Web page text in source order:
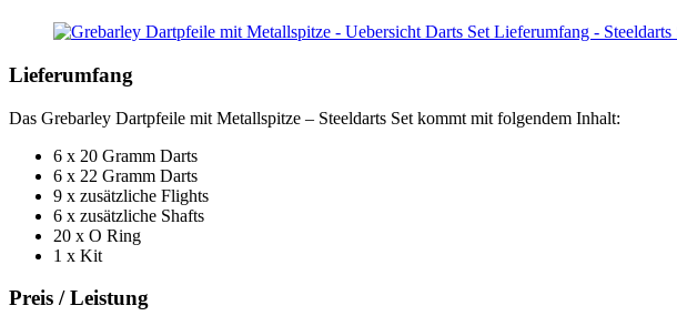
Lieferumfang
Das Grebarley Dartpfeile mit Metallspitze – Steeldarts Set kommt mit folgendem Inhalt:
6 x 20 Gramm Darts
6 x 22 Gramm Darts
9 x zusätzliche Flights
6 x zusätzliche Shafts
20 x O Ring
1 x Kit
Preis / Leistung